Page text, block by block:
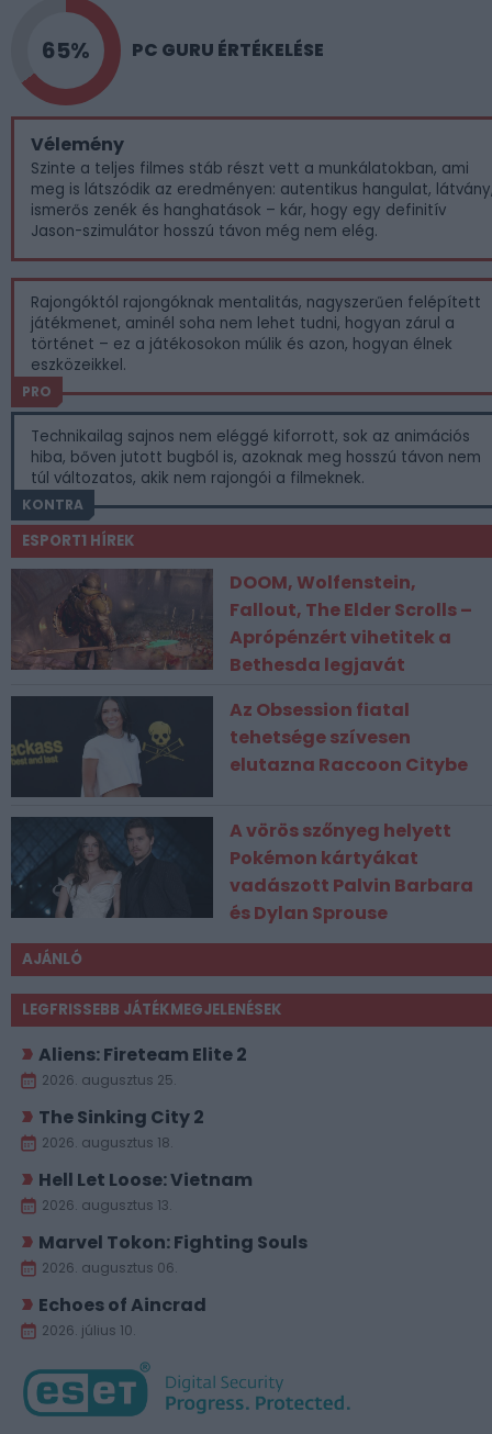
65% PC GURU ÉRTÉKELÉSE
Vélemény
Szinte a teljes filmes stáb részt vett a munkálatokban, ami
meg is látszódik az eredményen: autentikus hangulat,
ismerős zenék és hanghatások – kár, hogy egy definitív
Jason-szimulátor hosszú távon még nem elég.
Rajongóktól rajongóknak mentalitás, nagyszerűen felépített
játékmenet, aminél soha nem lehet tudni, hogyan zárul a
történet – ez a játékosokon múlik és azon, hogyan élnek
eszközeikkel.
PRO
Technikailag sajnos nem eléggé kiforrott, sok az animációs
hiba, bőven jutott bugból is, azoknak meg hosszú távon nem
túl változatos, akik nem rajongói a filmeknek.
KONTRA
ESPORT1 HÍREK
DOOM, Wolfenstein,
Fallout, The Elder Scrolls –
Aprópénzért vihetitek a
Bethesda legjavát
Az Obsession fiatal
tehetsége szívesen
elutazna Raccoon Citybe
A vörös szőnyeg helyett
Pokémon kártyákat
vadászott Palvin Barbara
és Dylan Sprouse
AJÁNLÓ
LEGFRISSEBB JÁTÉKMEGJELENÉSEK
Aliens: Fireteam Elite 2
2026. augusztus 25.
The Sinking City 2
2026. augusztus 18.
Hell Let Loose: Vietnam
2026. augusztus 13.
Marvel Tokon: Fighting Souls
2026. augusztus 06.
Echoes of Aincrad
2026. július 10.